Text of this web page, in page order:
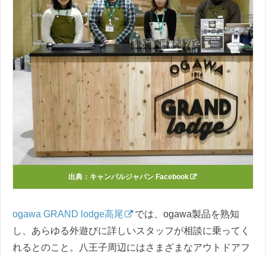
出典： キャンパルジャパン Facebook
ogawa GRAND lodge高尾
では、ogawa製品を熟知
し、あらゆる外遊びに詳しいスタッフが相談に乗ってく
れるとのこと。八王子周辺にはさまざまなアウトドアフ